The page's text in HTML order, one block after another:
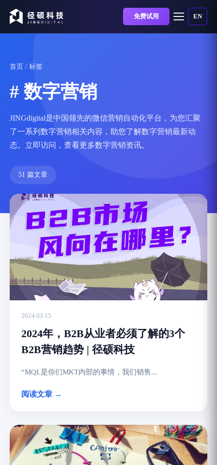
免费试用 EN
首页 / 标签
# 数字营销
JINGdigital是中国领先的微信营销自动化平台，为您汇聚
了一系列数字营销相关内容，助您了解数字营销最新动
态。立即访问，查看更多数字营销资讯。
51 篇文章
2024.03.15
2024年，B2B从业者必须了解的3个
B2B营销趋势 | 径硕科技
“MQL是你们MKT内部的事情，我们销售...
阅读文章 →